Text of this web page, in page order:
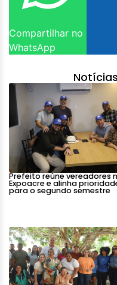
Compartilhar no
WhatsApp
Prefeito reúne vereadores
Expoacre e alinha
para o segundo semestre